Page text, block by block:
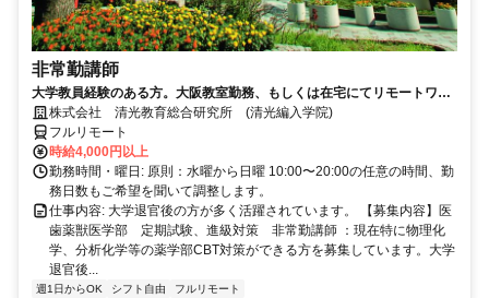
非常勤講師
大学教員経験のある方。大阪教室勤務、もしくは在宅にてリモートワー
ク可能。退官した先生が活躍中。
株式会社 清光教育総合研究所 (清光編入学院)
フルリモート
時給4,000円以上
勤務時間・曜日: 原則：水曜から日曜 10:00〜20:00の任意の時間、勤
務日数もご希望を聞いて調整します。
仕事内容: 大学退官後の方が多く活躍されています。 【募集内容】医
歯薬獣医学部 定期試験、進級対策 非常勤講師 ：現在特に物理化
学、分析化学等の薬学部CBT対策ができる方を募集しています。大学
退官後...
週1日からOK シフト自由 フルリモート